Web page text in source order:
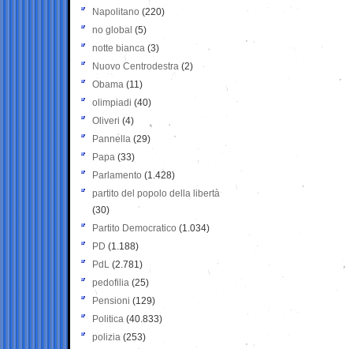
Napolitano (220)
no global (5)
notte bianca (3)
Nuovo Centrodestra (2)
Obama (11)
olimpiadi (40)
Oliveri (4)
Pannella (29)
Papa (33)
Parlamento (1.428)
partito del popolo della libertà
(30)
Partito Democratico (1.034)
PD (1.188)
PdL (2.781)
pedofilia (25)
Pensioni (129)
Politica (40.833)
polizia (253)